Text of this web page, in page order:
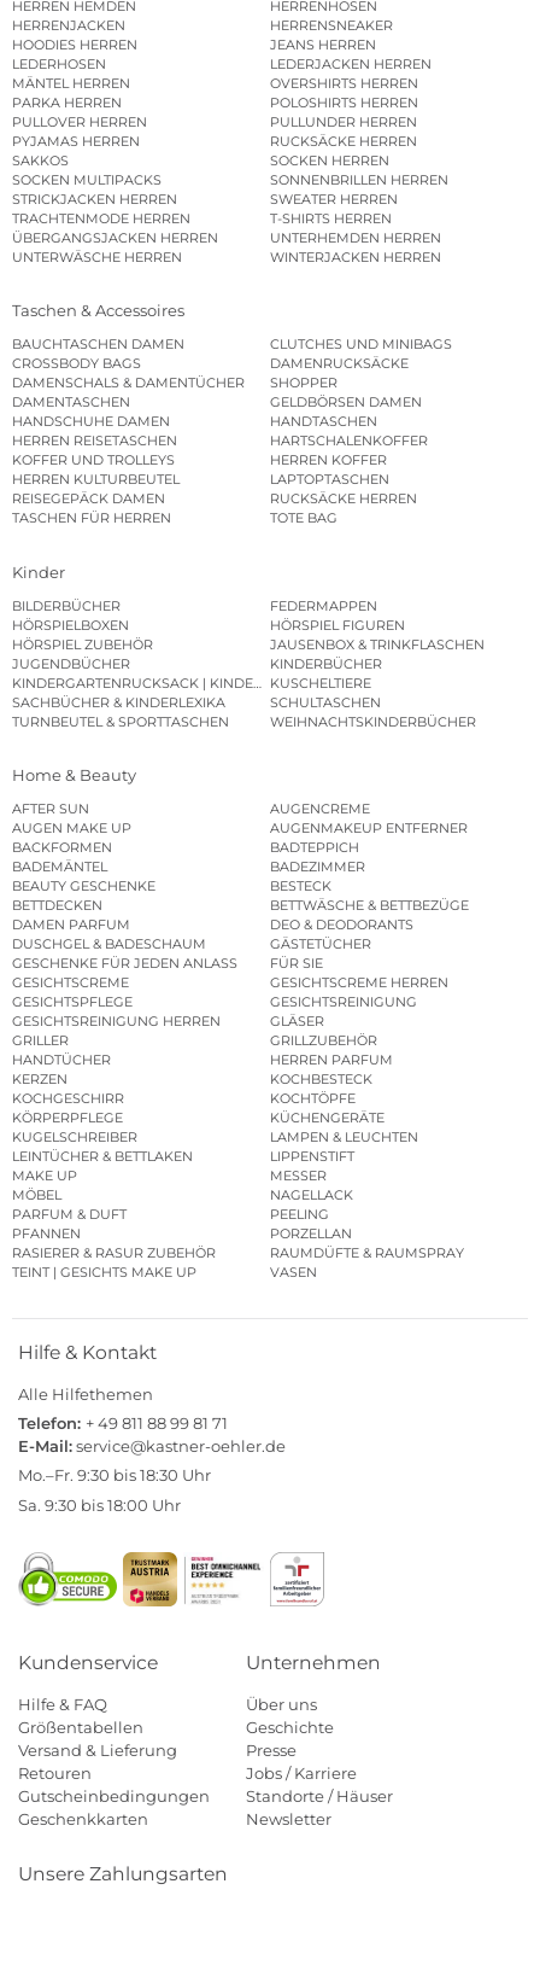
HERREN HEMDEN
HERRENHOSEN
HERRENJACKEN
HERRENSNEAKER
HOODIES HERREN
JEANS HERREN
LEDERHOSEN
LEDERJACKEN HERREN
MÄNTEL HERREN
OVERSHIRTS HERREN
PARKA HERREN
POLOSHIRTS HERREN
PULLOVER HERREN
PULLUNDER HERREN
PYJAMAS HERREN
RUCKSÄCKE HERREN
SAKKOS
SOCKEN HERREN
SOCKEN MULTIPACKS
SONNENBRILLEN HERREN
STRICKJACKEN HERREN
SWEATER HERREN
TRACHTENMODE HERREN
T-SHIRTS HERREN
ÜBERGANGSJACKEN HERREN
UNTERHEMDEN HERREN
UNTERWÄSCHE HERREN
WINTERJACKEN HERREN
Taschen & Accessoires
BAUCHTASCHEN DAMEN
CLUTCHES UND MINIBAGS
CROSSBODY BAGS
DAMENRUCKSÄCKE
DAMENSCHALS & DAMENTÜCHER
SHOPPER
DAMENTASCHEN
GELDBÖRSEN DAMEN
HANDSCHUHE DAMEN
HANDTASCHEN
HERREN REISETASCHEN
HARTSCHALENKOFFER
KOFFER UND TROLLEYS
HERREN KOFFER
HERREN KULTURBEUTEL
LAPTOPTASCHEN
REISEGEPÄCK DAMEN
RUCKSÄCKE HERREN
TASCHEN FÜR HERREN
TOTE BAG
Kinder
BILDERBÜCHER
FEDERMAPPEN
HÖRSPIELBOXEN
HÖRSPIEL FIGUREN
HÖRSPIEL ZUBEHÖR
JAUSENBOX & TRINKFLASCHEN
JUGENDBÜCHER
KINDERBÜCHER
KINDERGARTENRUCKSACK | KINDERGARTENBEUTEL
KUSCHELTIERE
SACHBÜCHER & KINDERLEXIKA
SCHULTASCHEN
TURNBEUTEL & SPORTTASCHEN
WEIHNACHTSKINDERBÜCHER
Home & Beauty
AFTER SUN
AUGENCREME
AUGEN MAKE UP
AUGENMAKEUP ENTFERNER
BACKFORMEN
BADTEPPICH
BADEMÄNTEL
BADEZIMMER
BEAUTY GESCHENKE
BESTECK
BETTDECKEN
BETTWÄSCHE & BETTBEZÜGE
DAMEN PARFUM
DEO & DEODORANTS
DUSCHGEL & BADESCHAUM
GÄSTETÜCHER
GESCHENKE FÜR JEDEN ANLASS
FÜR SIE
GESICHTSCREME
GESICHTSCREME HERREN
GESICHTSPFLEGE
GESICHTSREINIGUNG
GESICHTSREINIGUNG HERREN
GLÄSER
GRILLER
GRILLZUBEHÖR
HANDTÜCHER
HERREN PARFUM
KERZEN
KOCHBESTECK
KOCHGESCHIRR
KOCHTÖPFE
KÖRPERPFLEGE
KÜCHENGERÄTE
KUGELSCHREIBER
LAMPEN & LEUCHTEN
LEINTÜCHER & BETTLAKEN
LIPPENSTIFT
MAKE UP
MESSER
MÖBEL
NAGELLACK
PARFUM & DUFT
PEELING
PFANNEN
PORZELLAN
RASIERER & RASUR ZUBEHÖR
RAUMDÜFTE & RAUMSPRAY
TEINT | GESICHTS MAKE UP
VASEN
Hilfe & Kontakt
Alle Hilfethemen
Telefon: + 49 811 88 99 81 71
E-Mail:service@kastner-oehler.de
Mo.–Fr. 9:30 bis 18:30 Uhr
Sa. 9:30 bis 18:00 Uhr
Kundenservice
Hilfe & FAQ
Größentabellen
Versand & Lieferung
Retouren
Gutscheinbedingungen
Geschenkkarten
Unternehmen
Über uns
Geschichte
Presse
Jobs / Karriere
Standorte / Häuser
Newsletter
Unsere Zahlungsarten